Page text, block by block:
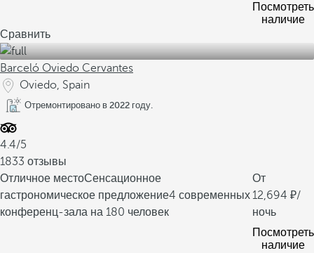
Посмотреть
наличие
Сравнить
Barceló Oviedo Cervantes
Oviedo, Spain
Отремонтировано в 2022 году.
4.4/5
1833 отзывы
Отличное местоСенсационное
гастрономическое предложение4 современных
конференц-зала на 180 человек
От
12,694
/
ночь
Посмотреть
наличие